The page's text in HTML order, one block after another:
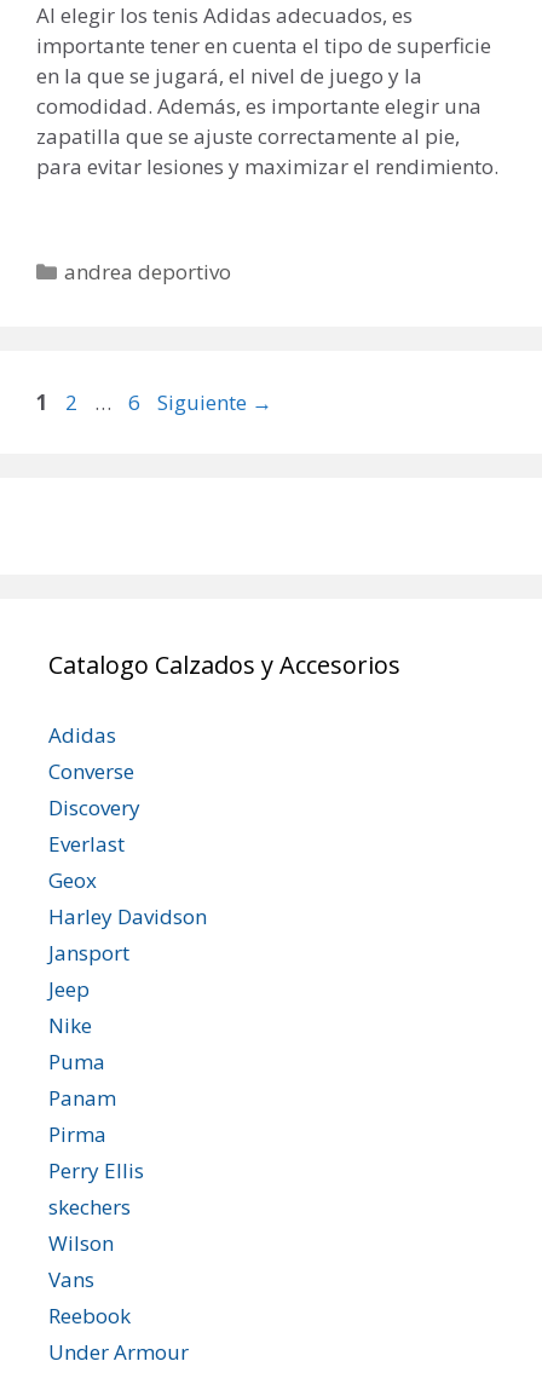
Al elegir los tenis Adidas adecuados, es
importante tener en cuenta el tipo de superficie
en la que se jugará, el nivel de juego y la
comodidad. Además, es importante elegir una
zapatilla que se ajuste correctamente al pie,
para evitar lesiones y maximizar el rendimiento.
Categorías
andrea deportivo
Página
1 Página
2 … Página
6 Siguiente →
Catalogo Calzados y Accesorios
Adidas
Converse
Discovery
Everlast
Geox
Harley Davidson
Jansport
Jeep
Nike
Puma
Panam
Pirma
Perry Ellis
skechers
Wilson
Vans
Reebook
Under Armour